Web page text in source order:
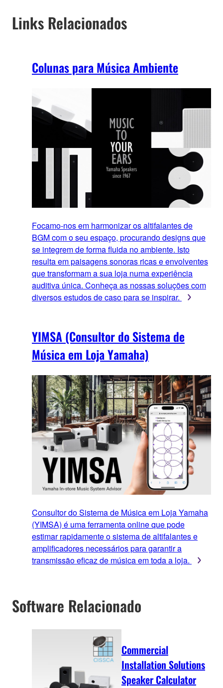
Links Relacionados
Colunas para Música Ambiente
Focamo-nos em harmonizar os altifalantes de
BGM com o seu espaço, procurando designs que
se integrem de forma fluida no ambiente. Isto
resulta em paisagens sonoras ricas e envolventes
que transformam a sua loja numa experiência
auditiva única. Conheça as nossas soluções com
diversos estudos de caso para se inspirar.
YIMSA (Consultor do Sistema de
Música em Loja Yamaha)
Consultor do Sistema de Música em Loja Yamaha
(YIMSA) é uma ferramenta online que pode
estimar rapidamente o sistema de altifalantes e
amplificadores necessários para garantir a
transmissão eficaz de música em toda a loja.
Software Relacionado
Commercial
Installation Solutions
Speaker Calculator